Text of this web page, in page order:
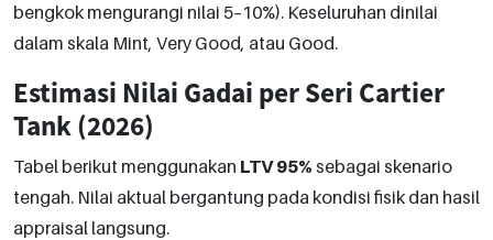
bengkok mengurangi nilai 5–10%). Keseluruhan dinilai
dalam skala Mint, Very Good, atau Good.
Estimasi Nilai Gadai per Seri Cartier
Tank (2026)
Tabel berikut menggunakan LTV 95% sebagai skenario
tengah. Nilai aktual bergantung pada kondisi fisik dan hasil
appraisal langsung.